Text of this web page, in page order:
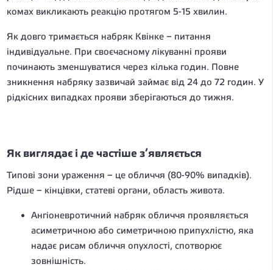
комах викликають реакцію протягом 5-15 хвилин.
Як довго тримається набряк Квінке – питання
індивідуальне. При своєчасному лікуванні прояви
починають зменшуватися через кілька годин. Повне
зникнення набряку зазвичай займає від 24 до 72 годин. У
рідкісних випадках прояви зберігаються до тижня.
Як виглядає і де частіше з’являється
Типові зони ураження – це обличчя (80-90% випадків).
Рідше – кінцівки, статеві органи, область живота.
Ангіоневротичний набряк обличчя проявляється
асиметричною або симетричною припухлістю, яка
надає рисам обличчя опухлості, спотворює
зовнішність.